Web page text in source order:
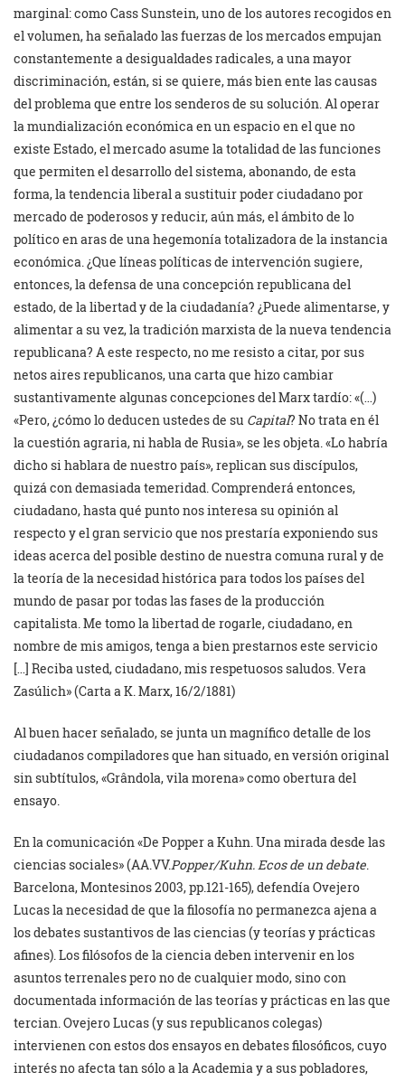
marginal: como Cass Sunstein, uno de los autores recogidos en
el volumen, ha señalado las fuerzas de los mercados empujan
constantemente a desigualdades radicales, a una mayor
discriminación, están, si se quiere, más bien ente las causas
del problema que entre los senderos de su solución. Al operar
la mundialización económica en un espacio en el que no
existe Estado, el mercado asume la totalidad de las funciones
que permiten el desarrollo del sistema, abonando, de esta
forma, la tendencia liberal a sustituir poder ciudadano por
mercado de poderosos y reducir, aún más, el ámbito de lo
político en aras de una hegemonía totalizadora de la instancia
económica. ¿Que líneas políticas de intervención sugiere,
entonces, la defensa de una concepción republicana del
estado, de la libertad y de la ciudadanía? ¿Puede alimentarse, y
alimentar a su vez, la tradición marxista de la nueva tendencia
republicana? A este respecto, no me resisto a citar, por sus
netos aires republicanos, una carta que hizo cambiar
sustantivamente algunas concepciones del Marx tardío: «(…)
«Pero, ¿cómo lo deducen ustedes de su Capital? No trata en él
la cuestión agraria, ni habla de Rusia», se les objeta. «Lo habría
dicho si hablara de nuestro país», replican sus discípulos,
quizá con demasiada temeridad. Comprenderá entonces,
ciudadano, hasta qué punto nos interesa su opinión al
respecto y el gran servicio que nos prestaría exponiendo sus
ideas acerca del posible destino de nuestra comuna rural y de
la teoría de la necesidad histórica para todos los países del
mundo de pasar por todas las fases de la producción
capitalista. Me tomo la libertad de rogarle, ciudadano, en
nombre de mis amigos, tenga a bien prestarnos este servicio
[…] Reciba usted, ciudadano, mis respetuosos saludos. Vera
Zasúlich» (Carta a K. Marx, 16/2/1881)
Al buen hacer señalado, se junta un magnífico detalle de los
ciudadanos compiladores que han situado, en versión original
sin subtítulos, «Grândola, vila morena» como obertura del
ensayo.
En la comunicación «De Popper a Kuhn. Una mirada desde las
ciencias sociales» (AA.VV.Popper/Kuhn. Ecos de un debate
Barcelona, Montesinos 2003, pp.121-165), defendía Ovejero
Lucas la necesidad de que la filosofía no permanezca ajena a
los debates sustantivos de las ciencias (y teorías y prácticas
afines). Los filósofos de la ciencia deben intervenir en los
asuntos terrenales pero no de cualquier modo, sino con
documentada información de las teorías y prácticas en las que
tercian. Ovejero Lucas (y sus republicanos colegas)
intervienen con estos dos ensayos en debates filosóficos, cuyo
interés no afecta tan sólo a la Academia y a sus pobladores,